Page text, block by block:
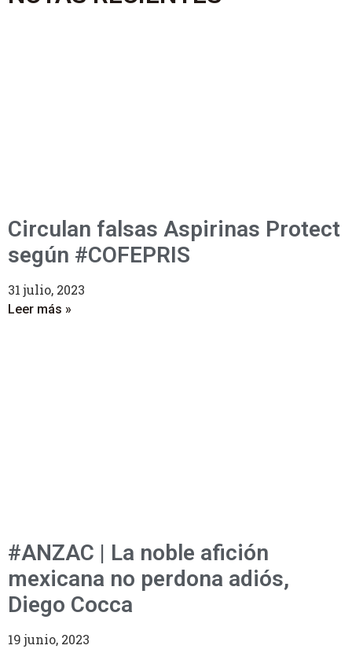
Circulan falsas Aspirinas Protect
según #COFEPRIS
31 julio, 2023
Leer más »
#ANZAC | La noble afición
mexicana no perdona adiós,
Diego Cocca
19 junio, 2023